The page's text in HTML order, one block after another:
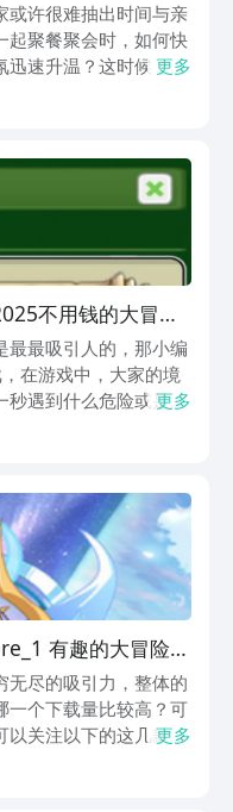
或许很难抽出时间与亲
起聚餐聚会时，如何快
迅速升温？这时候，一
真心话大冒险类游戏
更多
不用钱的大冒险
最最吸引人的，那小编
在游戏中，大家的境
秒遇到什么危险或是惊
、求知欲望。游戏还
更多
有趣的大冒险游
无尽的吸引力，整体的
一个下载量比较高？可
以关注以下的这几款，
让玩家迅速的体验到
更多